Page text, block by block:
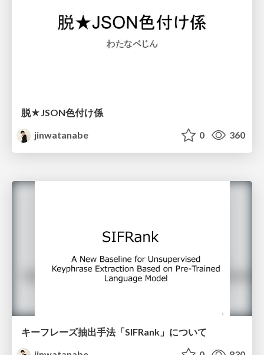
脱★JSON色付け係
jinwatanabe
0 360
キーフレーズ抽出手法「SIFRank」について